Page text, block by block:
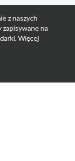
z naszych
zapisywane na
Więcej